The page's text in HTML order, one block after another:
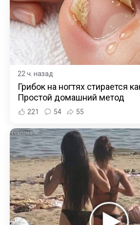
22 ч. назад
Грибок на ногтях стирается
Простой домашний метод
221 54 55